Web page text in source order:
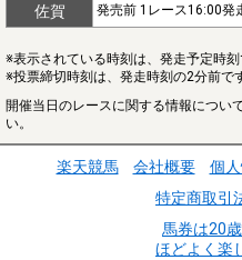
佐賀 発売前 1レース16:00発
※表示されている時刻は、発走予定時刻
※投票締切時刻は、発走時刻の2分前で
開催当日のレースに関する情報につい
い。
楽天競馬 会社概要 個
特定商取引
馬券は20
ほどよく楽